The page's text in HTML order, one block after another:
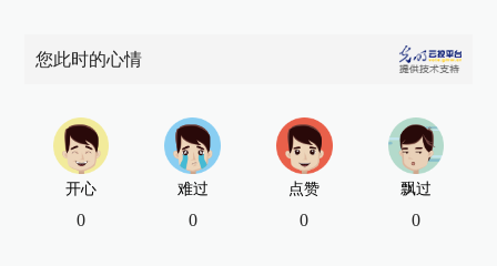
您此时的心情
开心
0
难过
0
点赞
0
飘过
0